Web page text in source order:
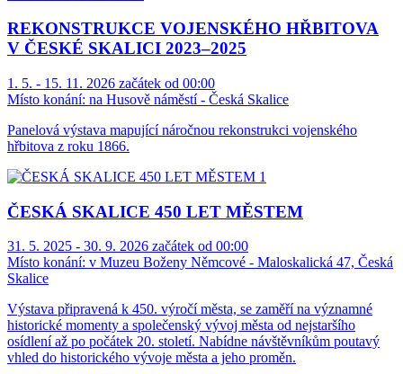
REKONSTRUKCE VOJENSKÉHO HŘBITOVA
V ČESKÉ SKALICI 2023–2025
1. 5. - 15. 11. 2026 začátek od 00:00
Místo konání: na Husově náměstí - Česká Skalice
Panelová výstava mapující náročnou rekonstrukci vojenského
hřbitova z roku 1866.
ČESKÁ SKALICE 450 LET MĚSTEM
31. 5. 2025 - 30. 9. 2026 začátek od 00:00
Místo konání: v Muzeu Boženy Němcové - Maloskalická 47, Česká
Skalice
Výstava připravená k 450. výročí města, se zaměří na významné
historické momenty a společenský vývoj města od nejstaršího
osídlení až po počátek 20. století. Nabídne návštěvníkům poutavý
vhled do historického vývoje města a jeho proměn.